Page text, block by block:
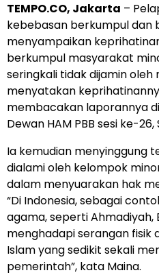
TEMPO.CO, Jakarta –
kebebasan berkumpul dan
menyampaikan
berkumpul masyarakat
seringkali tidak dijamin oleh
menyatakan
membacakan laporannya
Dewan HAM PBB sesi ke-26,
Ia kemudian menyinggung
dialami oleh kelompok
dalam menyuarakan hak
“Di Indonesia, sebagai
agama, seperti Ahmadiyah,
menghadapi serangan fisik
Islam yang sedikit sekali
pemerintah”, kata Maina.